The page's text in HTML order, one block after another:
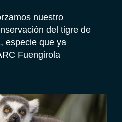
nuestro
del tigre de
especie que ya
Fuengirola